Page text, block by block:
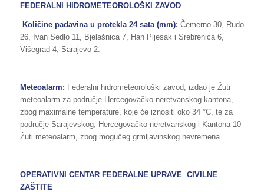
FEDERALNI HIDROMETEOROLOŠKI ZAVOD
Količine padavina u protekla 24 sata (mm): Čemerno 30, Rudo
26, Ivan Sedlo 11, Bjelašnica 7, Han Pijesak i Srebrenica 6,
Višegrad 4, Sarajevo 2.
Meteoalarm: Federalni hidrometeorološki zavod, izdao je Žuti
meteoalarm za područje Hercegovačko-neretvanskog kantona,
zbog maximalne temperature, koje će iznositi oko 34 °C, te za
područje Sarajevskog, Hercegovačko-neretvanskog i Kantona 10
Žuti meteoalarm, zbog mogučeg grmljavinskog nevremena.
OPERATIVNI CENTAR FEDERALNE UPRAVE CIVILNE
ZAŠTITE